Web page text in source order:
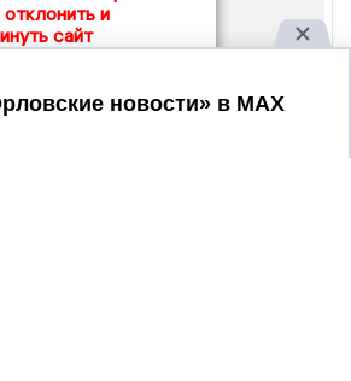
отклонить и
сайт
Принять